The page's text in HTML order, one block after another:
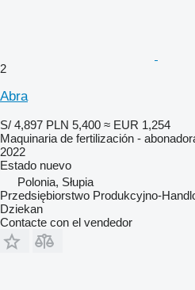
2
Abra
S/ 4,897 PLN 5,400 ≈ EUR 1,254
Maquinaria de fertilización -
2022
Estado nuevo
Polonia, Słupia
Przedsiębiorstwo Produkcyjno-
Dziekan
Contacte con el vendedor